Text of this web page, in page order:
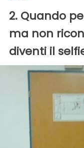
2. Quando
ma non
diventi il